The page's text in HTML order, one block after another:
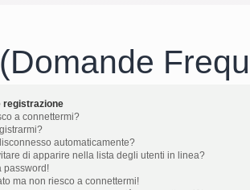
registrazione
a connettermi?
automaticamente?
di apparire nella lista degli utenti in linea?
password!
ma non riesco a connettermi!